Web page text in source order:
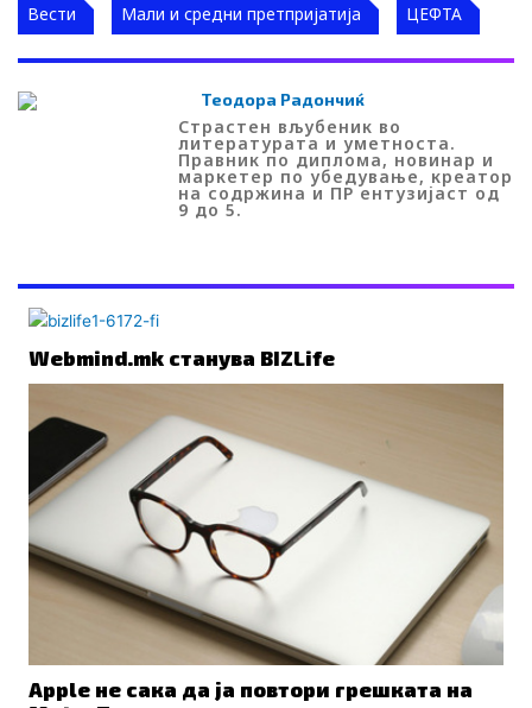
Вести Мали и средни претпријатија ЦЕФТА
Теодора Радончиќ
Страстен вљубеник во
литературата и уметноста.
Правник по диплома, новинар и
маркетер по убедување, креатор
на содржина и ПР ентузијаст од
9 до 5.
Webmind.mk станува BIZLife
Apple не сака да ја повтори грешката на